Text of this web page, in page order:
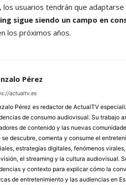
usuarios tendrán que
sigue siendo un campo en
los próximos años.
Pérez
actualtv.es
Pérez es redactor de ActualTV
de consumo audiovisual. Su trabajo
de contenido y las nuevas
se descubre, comenta y consume el
estrategias digitales, fenómenos
el streaming y la cultura audiovisual.
y contexto para explicar cómo la
de entretenimiento y las audiencias en